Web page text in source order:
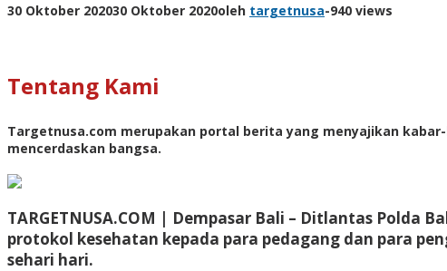
30 Oktober 202030 Oktober 2020oleh targetnusa-940 views
Tentang Kami
Targetnusa.com merupakan portal berita yang menyajikan
mencerdaskan bangsa.
TARGETNUSA.COM | Dempasar Bali – Ditlantas Polda
protokol kesehatan kepada para pedagang dan para
sehari hari.